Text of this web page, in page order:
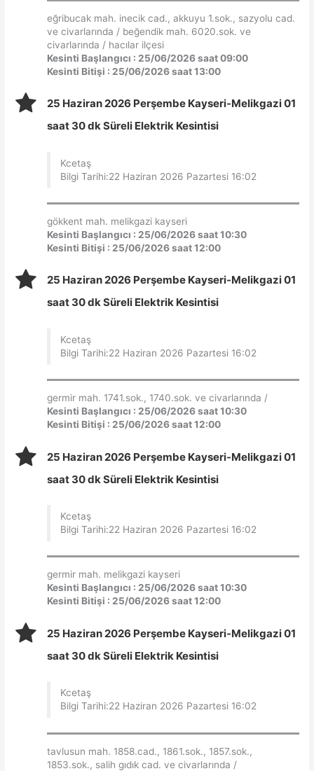
eğribucak mah. inecik cad., akkuyu 1.sok., sazyolu cad.
ve civarlarında / beğendik mah. 6020.sok. ve
civarlarında / hacılar ilçesi
Kesinti Başlangıcı : 25/06/2026 saat 09:00
Kesinti Bitişi : 25/06/2026 saat 13:00
25 Haziran 2026 Perşembe Kayseri-Melikgazi 01
saat 30 dk Süreli Elektrik Kesintisi
Kcetaş
Bilgi Tarihi:22 Haziran 2026 Pazartesi 16:02
gökkent mah. melikgazi kayseri
Kesinti Başlangıcı : 25/06/2026 saat 10:30
Kesinti Bitişi : 25/06/2026 saat 12:00
25 Haziran 2026 Perşembe Kayseri-Melikgazi 01
saat 30 dk Süreli Elektrik Kesintisi
Kcetaş
Bilgi Tarihi:22 Haziran 2026 Pazartesi 16:02
germir mah. 1741.sok., 1740.sok. ve civarlarında /
Kesinti Başlangıcı : 25/06/2026 saat 10:30
Kesinti Bitişi : 25/06/2026 saat 12:00
25 Haziran 2026 Perşembe Kayseri-Melikgazi 01
saat 30 dk Süreli Elektrik Kesintisi
Kcetaş
Bilgi Tarihi:22 Haziran 2026 Pazartesi 16:02
germir mah. melikgazi kayseri
Kesinti Başlangıcı : 25/06/2026 saat 10:30
Kesinti Bitişi : 25/06/2026 saat 12:00
25 Haziran 2026 Perşembe Kayseri-Melikgazi 01
saat 30 dk Süreli Elektrik Kesintisi
Kcetaş
Bilgi Tarihi:22 Haziran 2026 Pazartesi 16:02
tavlusun mah. 1858.cad., 1861.sok., 1857.sok.,
1853.sok., salih gıdık cad. ve civarlarında /